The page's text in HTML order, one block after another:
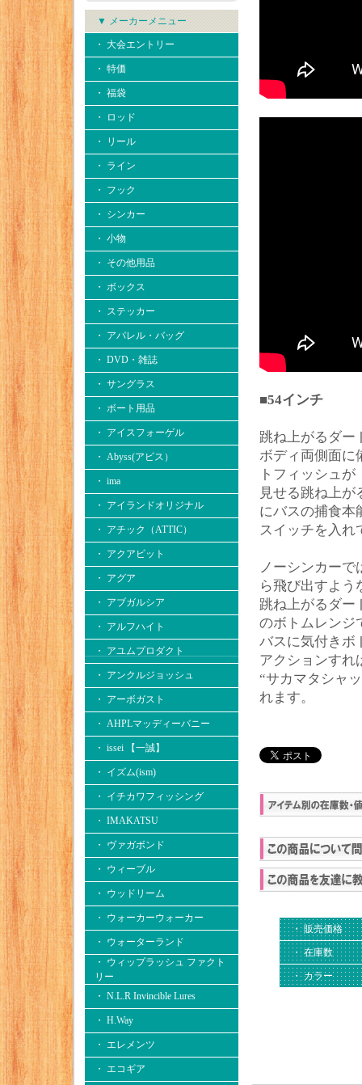
▼ メーカーメニュー
・ 大会エントリー
・ 特価
・ 福袋
・ ロッド
・ リール
・ ライン
・ フック
・ シンカー
・ 小物
・ その他用品
・ ボックス
・ ステッカー
・ アパレル・バッグ
・ DVD・雑誌
・ サングラス
・ ボート用品
・ アイスフォーゲル
・ Abyss(アビス）
・ ima
・ アイランドオリジナル
・ アチック（ATTIC）
・ アクアビット
・ アグア
・ アブガルシア
・ アルフハイト
・ アユムプロダクト
・ アンクルジョッシュ
・ アーボガスト
・ AHPLマッディーバニー
・ issei 【一誠】
・ イズム(ism)
・ イチカワフィッシング
・ IMAKATSU
・ ヴァガボンド
・ ウィーブル
・ ウッドリーム
・ ウォーカーウォーカー
・ ウォーターランド
・ ウィップラッシュ ファクト
リー
・ N.L.R Invincible Lures
・ H.Way
・ エレメンツ
・ エコギア
■54インチ
跳ね上がるダー
ボディ両側面に
トフィッシュが
見せる跳ね上
にバスの捕食本
スイッチを入れ
ノーシンカー
ら飛び出すよう
跳ね上がるダー
のボトムレンジ
バスに気付きボ
アクションすれ
“サカマタシャ
れます。
・ 販売価格
・ 在庫数
・ カラー